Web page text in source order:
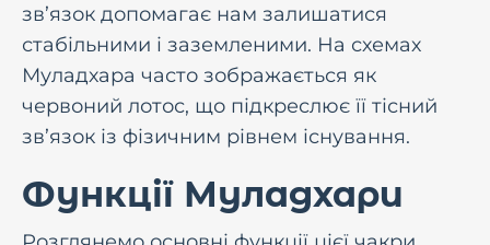
зв’язок допомагає нам залишатися
стабільними і заземленими. На схемах
Муладхара часто зображається як
червоний лотос, що підкреслює її тісний
зв’язок із фізичним рівнем існування.
Функції Муладхари